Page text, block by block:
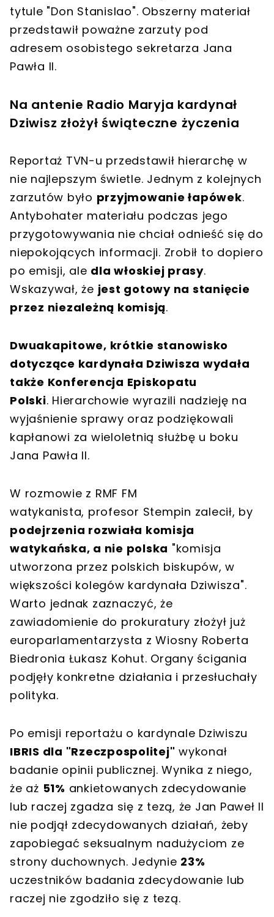
tytule "Don Stanislao". Obszerny materiał
przedstawił poważne zarzuty pod
adresem osobistego sekretarza Jana
Pawła II.
Na antenie Radio Maryja kardynał
Dziwisz złożył świąteczne życzenia
Reportaż TVN-u przedstawił hierarchę w
nie najlepszym świetle. Jednym z kolejnych
zarzutów było przyjmowanie łapówek.
Antybohater materiału podczas jego
przygotowywania nie chciał odnieść się do
niepokojących informacji. Zrobił to dopiero
po emisji, ale dla włoskiej prasy.
Wskazywał, że jest gotowy na stanięcie
przez niezależną komisją.
Dwuakapitowe, krótkie stanowisko
dotyczące kardynała Dziwisza wydała
także Konferencja Episkopatu
Polski. Hierarchowie wyrazili nadzieję na
wyjaśnienie sprawy oraz podziękowali
kapłanowi za wieloletnią służbę u boku
Jana Pawła II.
W rozmowie z RMF FM
watykanista, profesor Stempin zalecił, by
podejrzenia rozwiała komisja
watykańska, a nie polska "komisja
utworzona przez polskich biskupów, w
większości kolegów kardynała Dziwisza".
Warto jednak zaznaczyć, że
zawiadomienie do prokuratury złożył już
europarlamentarzysta z Wiosny Roberta
Biedronia Łukasz Kohut. Organy ścigania
podjęły konkretne działania i przesłuchały
polityka.
Po emisji reportażu o kardynale Dziwiszu
IBRIS dla "Rzeczpospolitej" wykonał
badanie opinii publicznej. Wynika z niego,
że aż 51% ankietowanych zdecydowanie
lub raczej zgadza się z tezą, że Jan Paweł II
nie podjął zdecydowanych działań, żeby
zapobiegać seksualnym nadużyciom ze
strony duchownych. Jedynie 23%
uczestników badania zdecydowanie lub
raczej nie zgodziło się z tezą.